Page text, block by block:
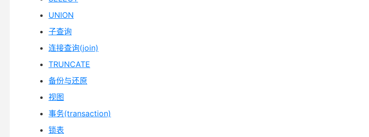
UNION
子查询
连接查询(join)
TRUNCATE
备份与还原
视图
事务(transaction)
锁表